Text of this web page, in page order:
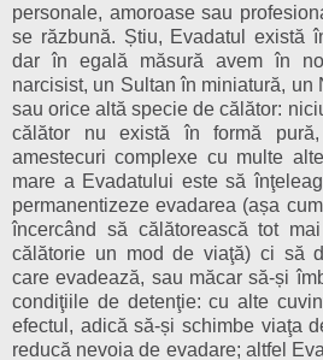
personale, amoroase sau
se răzbună. Știu, Evadatul există
dar în egală măsură avem în
narcisist, un Sultan în miniatură, un
sau orice altă specie de călător:
călător nu există în formă
amestecuri complexe cu multe
mare a Evadatului este să
permanentizeze evadarea (așa
încercând să călătorească tot
călătorie un mod de viaţă) ci să
care evadează, sau măcar să-și
condiţiile de detenţie: cu alte
efectul, adică să-și schimbe viaţa
reducă nevoia de evadare; altfel